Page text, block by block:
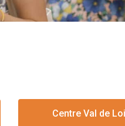
Centre Val de